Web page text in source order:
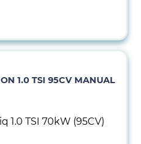
1.0 TSI 95CV MANUAL